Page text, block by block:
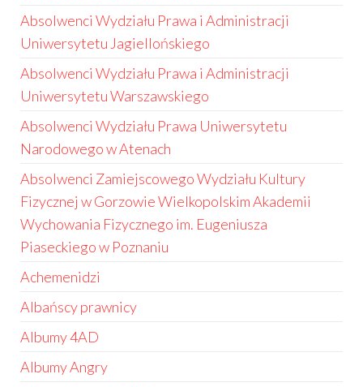
Absolwenci Wydziału Prawa i Administracji
Uniwersytetu Jagiellońskiego
Absolwenci Wydziału Prawa i Administracji
Uniwersytetu Warszawskiego
Absolwenci Wydziału Prawa Uniwersytetu
Narodowego w Atenach
Absolwenci Zamiejscowego Wydziału Kultury
Fizycznej w Gorzowie Wielkopolskim Akademii
Wychowania Fizycznego im. Eugeniusza
Piaseckiego w Poznaniu
Achemenidzi
Albańscy prawnicy
Albumy 4AD
Albumy Angry